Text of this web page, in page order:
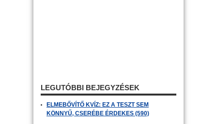
LEGUTÓBBI BEJEGYZÉSEK
ELMEBŐVÍTŐ KVÍZ: EZ A TESZT SEM
KÖNNYŰ, CSERÉBE ÉRDEKES (590)